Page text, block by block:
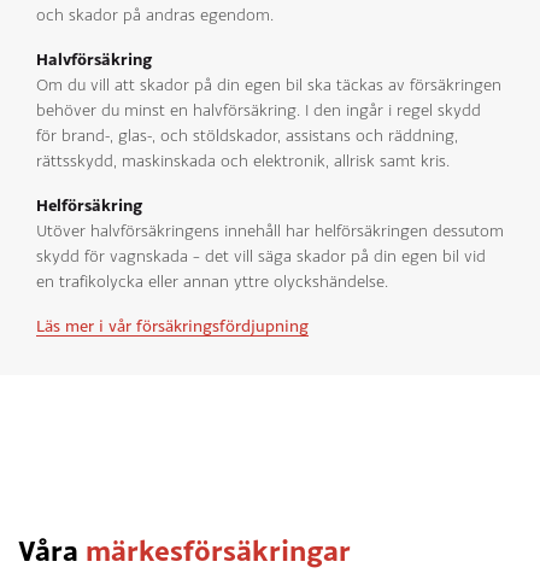
och skador på andras egendom.
Halvförsäkring
Om du vill att skador på din egen bil ska täckas av försäkringen
behöver du minst en halvförsäkring. I den ingår i regel skydd
för brand-, glas-, och stöldskador, assistans och räddning,
rättsskydd, maskinskada och elektronik, allrisk samt kris.
Helförsäkring
Utöver halvförsäkringens innehåll har helförsäkringen dessutom
skydd för vagnskada – det vill säga skador på din egen bil vid
en trafikolycka eller annan yttre olyckshändelse.
Läs mer i vår försäkringsfördjupning
Våra märkesförsäkringar